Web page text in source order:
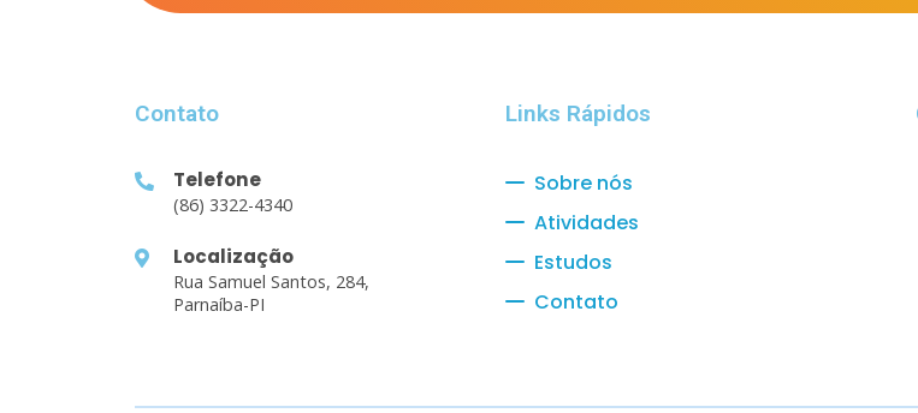
Contato
Telefone
(86) 3322-4340
Localização
Rua Samuel Santos, 284,
Parnaíba-PI
Links Rápidos
Sobre nós
Atividades
Estudos
Contato